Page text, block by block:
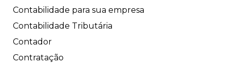
Contabilidade para sua empresa
Contabilidade Tributária
Contador
Contratação